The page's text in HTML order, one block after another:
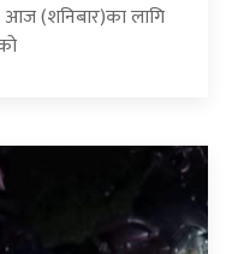
आज (शनिबार)का लागि